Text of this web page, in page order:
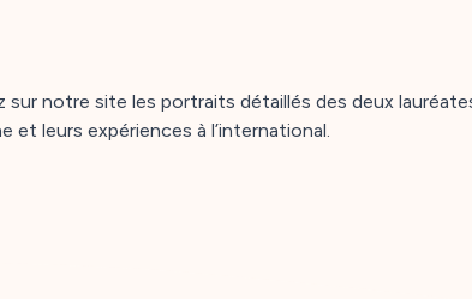
sur notre site les portraits détaillés des deux
et leurs expériences à l’international.